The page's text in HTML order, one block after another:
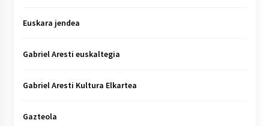
Euskara jendea
Gabriel Aresti euskaltegia
Gabriel Aresti Kultura Elkartea
Gazteola